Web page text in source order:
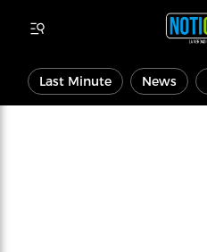
Last Minute News